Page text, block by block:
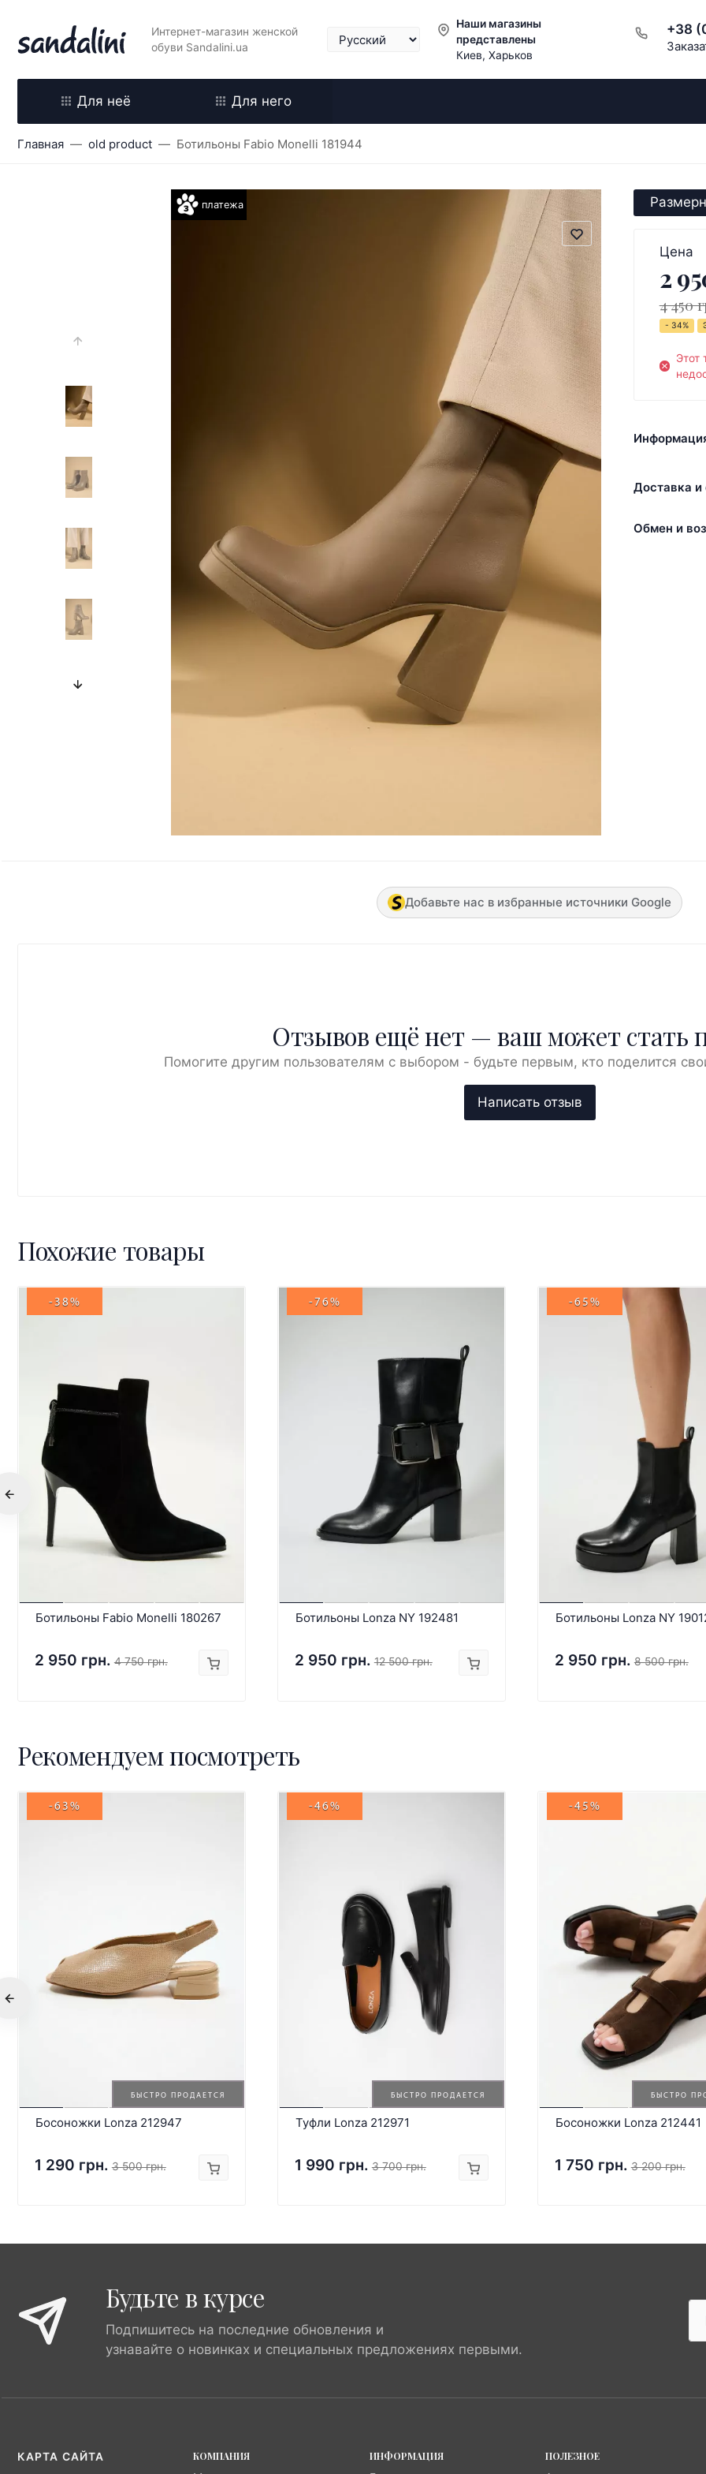
Интернет-магазин женской
обуви Sandalini.ua
Наши магазины
представлены
Киев, Харьков
+38
Для неё Для него
Главная old product Ботильоны Fabio Monelli 181944
платежа
Цена
2
4 450
- 34%
Этот
Доставка и
Обмен и
Добавьте нас в избранные источники Google
Отзывов ещё нет — ваш может стать
Помогите другим пользователям с выбором - будьте первым, кто поделится
Похожие товары
-38%
Ботильоны Fabio Monelli 180267
2 950 грн. 4 750 грн.
-76%
Ботильоны Lonza NY 192481
2 950 грн. 12 500 грн.
-65%
Ботильоны Lonza NY
2 950 грн. 8 500 грн.
Рекомендуем посмотреть
БЫСТРО ПРОДАЕТСЯ
-63%
Босоножки Lonza 212947
1 290 грн. 3 500 грн.
БЫСТРО ПРОДАЕТСЯ
-46%
Туфли Lonza 212971
1 990 грн. 3 700 грн.
БЫСТРО
-45%
Босоножки Lonza 212441
1 750 грн. 3 200 грн.
Будьте в курсе
Подпишитесь на последние обновления и
узнавайте о новинках и специальных предложениях первыми.
КАРТА САЙТА
КОМПАНИЯ
ИНФОРМАЦИЯ
ПОЛЕЗНОЕ